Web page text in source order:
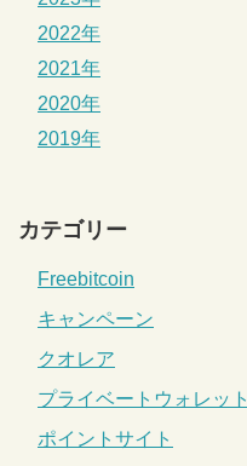
2022年
2021年
2020年
2019年
カテゴリー
Freebitcoin
キャンペーン
クオレア
プライベートウォレット
ポイントサイト